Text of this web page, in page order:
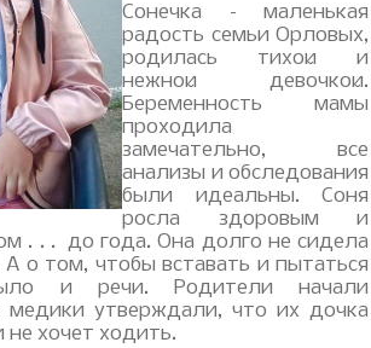
Сонечка – маленькая
радость семьи Орловых,
родилась тихой и
нежной девочкой.
Беременность мамы
проходила
замечательно, все
анализы и обследования
были идеальны. Соня
росла здоровым и
. . . до года. Она долго не сидела
А о том, чтобы вставать и пытаться
и речи. Родители начали
медики утверждали, что их дочка
не хочет ходить.